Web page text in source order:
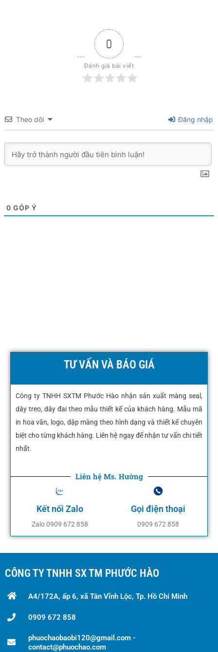
0
Đánh giá bài viết
Theo dõi Đăng nhập
0 GÓP Ý
TƯ VẤN VÀ BÁO GIÁ
Công ty TNHH SXTM Phước Hào nhận sản xuất màng seal,
dây treo, dây đai theo mẫu thiết kế của khách hàng. Mẫu mã
in hoa văn, logo, dập màng theo hình dạng và thiết kế chuyên
biệt cho từng khách hàng. Liên hệ ngay để nhận tư vấn chi tiết
nhất.
Liên hệ Ms. Hường
Kết nối Zalo
Zalo 0909 672 858
Gọi điện thoại
0909 672 858
CÔNG TY TNHH SX TM PHƯỚC HÀO
A4/172A, ấp 6, xã Tân Vĩnh Lộc, Tp. Hồ Chí Minh
0909 672 858
phuochaobaobi120@gmail.com -
contact@phuochao.com